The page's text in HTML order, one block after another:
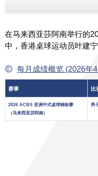
在马来西亚莎阿南举行的
中，香港桌球运动员叶建
每月成绩概览 (2026年
赛事 比
2026 ACBS 亚洲中式桌球锦标赛
（马来西亚莎阿南）
男